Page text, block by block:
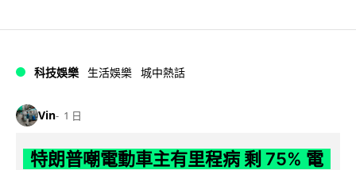
科技娛樂 生活娛樂 城中熱話
Vin 1 日
特朗普嘲電動車主有里程病 剩 75% 電